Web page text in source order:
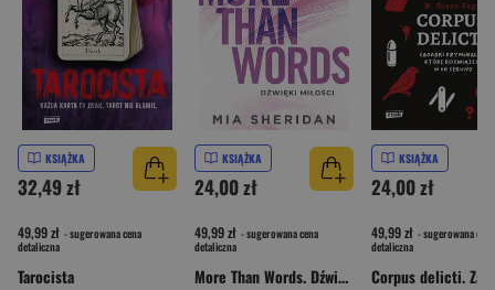
KSIĄŻKA
32,49 zł
49,99 zł - sugerowana cena
detaliczna
Tarocista
KSIĄŻKA
24,00 zł
49,99 zł - sugerowana cena
detaliczna
More Than Words. Dźwięki miłości
KSIĄŻKA
24,00 zł
49,99 zł - sugerowana cena
detaliczna